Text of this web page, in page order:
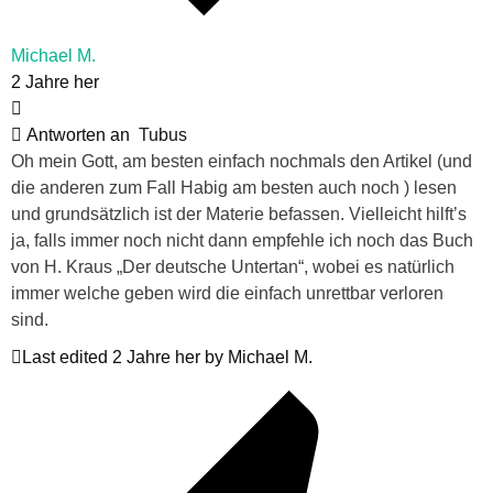
Michael M.
2 Jahre her
Antworten an Tubus
Oh mein Gott, am besten einfach nochmals den Artikel (und
die anderen zum Fall Habig am besten auch noch ) lesen
und grundsätzlich ist der Materie befassen. Vielleicht hilft’s
ja, falls immer noch nicht dann empfehle ich noch das Buch
von H. Kraus „Der deutsche Untertan“, wobei es natürlich
immer welche geben wird die einfach unrettbar verloren
sind.
Last edited 2 Jahre her by Michael M.